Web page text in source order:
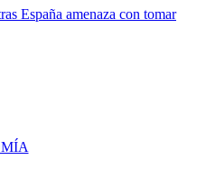
España amenaza con tomar